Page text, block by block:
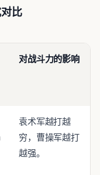
比
对战斗力的影响
袁术军越打越
穷，曹操军越打
越强。